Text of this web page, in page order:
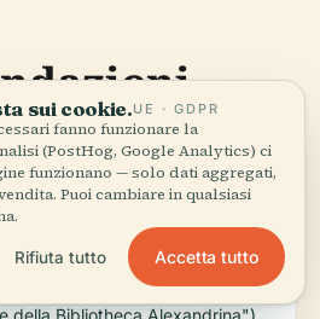
alta risoluzione dell'esterno
sala di lettura principale e dei
descrittivo (ad esempio, "Sala
della Bibliotheca Alexandrina").
sui cookie.UE · GDPR
fanno funzionare la
(PostHog, Google Analytics) ci
funzionano — solo dati aggregati,
Puoi cambiare in qualsiasi
Rifiuta tutto Accetta tutto